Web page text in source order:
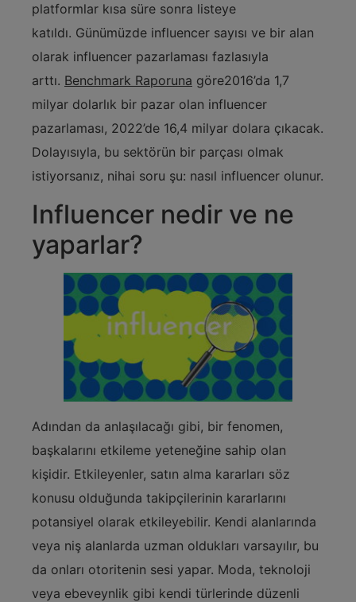
platformlar kısa süre sonra listeye
katıldı. Günümüzde influencer sayısı ve bir alan
olarak influencer pazarlaması fazlasıyla
arttı. Benchmark Raporuna göre2016’da 1,7
milyar dolarlık bir pazar olan influencer
pazarlaması, 2022’de 16,4 milyar dolara çıkacak.
Dolayısıyla, bu sektörün bir parçası olmak
istiyorsanız, nihai soru şu: nasıl influencer olunur.
Influencer nedir ve ne
yaparlar?
Adından da anlaşılacağı gibi, bir fenomen,
başkalarını etkileme yeteneğine sahip olan
kişidir. Etkileyenler, satın alma kararları söz
konusu olduğunda takipçilerinin kararlarını
potansiyel olarak etkileyebilir. Kendi alanlarında
veya niş alanlarda uzman oldukları varsayılır, bu
da onları otoritenin sesi yapar. Moda, teknoloji
veya ebeveynlik gibi kendi türlerinde düzenli